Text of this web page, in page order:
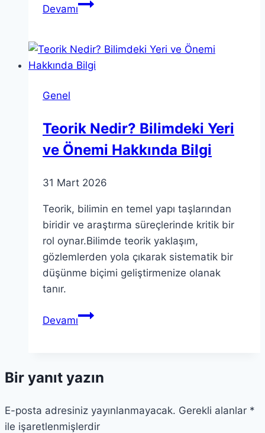
DevamıTeori
Düşüncenin
Etkili
Genel
Teorik Nedir? Bilimdeki Yeri
ve Önemi Hakkında Bilgi
31 Mart 2026
Teorik, bilimin en temel yapı taşlarından
biridir ve araştırma süreçlerinde kritik bir
rol oynar.Bilimde teorik yaklaşım,
gözlemlerden yola çıkarak sistematik bir
düşünme biçimi geliştirmenize olanak
tanır.
DevamıTeorik
ve
Hakkında
Bilgi
Bir yanıt yazın
E-posta adresiniz yayınlanmayacak. Gerekli alanlar *
ile işaretlenmişlerdir